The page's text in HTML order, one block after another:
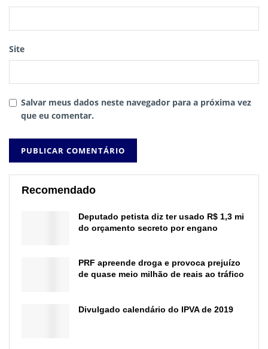
Site
Salvar meus dados neste navegador para a próxima vez
que eu comentar.
Recomendado
Deputado petista diz ter usado R$ 1,3 mi
do orçamento secreto por engano
PRF apreende droga e provoca prejuízo
de quase meio milhão de reais ao tráfico
Divulgado calendário do IPVA de 2019